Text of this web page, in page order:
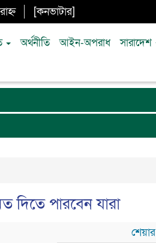
[কনভাটার]
অর্থনীতি আইন-অপরাধ সারাদেশ
দিতে পারবেন যারা
শেয়ার